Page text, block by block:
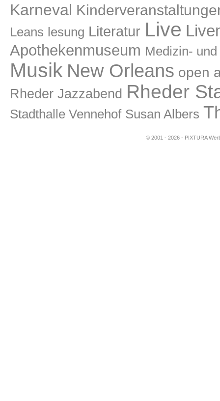
Karneval
Leans lesung Literatur Live
Apothekenmuseum Medizin-
Musik New Orleans open
Rheder Jazzabend Rheder
Stadthalle Vennehof Susan Albers
© 2001 - 2026 - PIXTURA